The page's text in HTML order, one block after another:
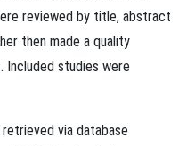
reviewed by title, abstract
then made a quality
Included studies were
via database